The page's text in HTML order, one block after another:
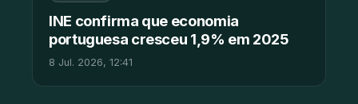
INE confirma que economia
portuguesa cresceu 1,9% em 2025
8 Jul. 2026, 12:41